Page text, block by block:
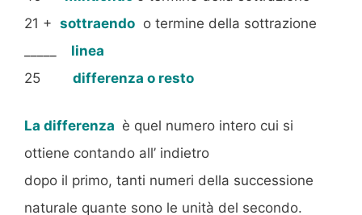
21 + sottraendo o termine della sottrazione
linea
25 differenza o resto
La differenza è quel numero intero cui si
ottiene contando all’ indietro
dopo il primo, tanti numeri della successione
naturale quante sono le unità del secondo.